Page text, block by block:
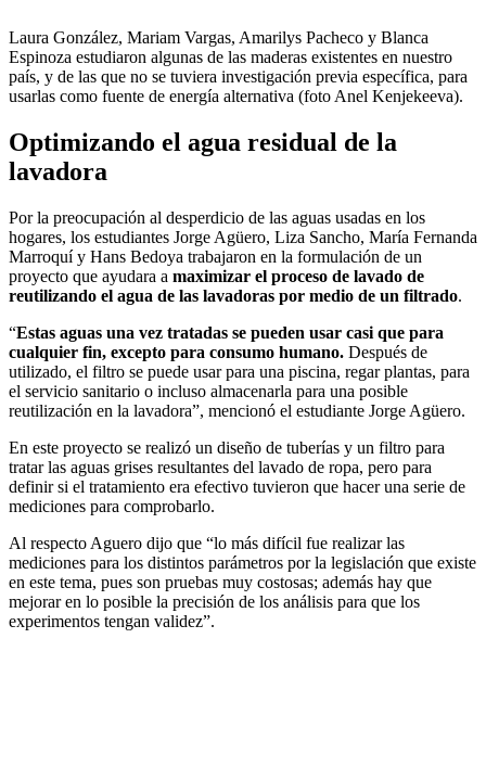
Laura González, Mariam Vargas, Amarilys Pacheco y Blanca
Espinoza estudiaron algunas de las maderas existentes en nuestro
país, y de las que no se tuviera investigación previa específica, para
usarlas como fuente de energía alternativa (foto Anel Kenjekeeva).
Optimizando el agua residual de la
lavadora
Por la preocupación al desperdicio de las aguas usadas en los
hogares, los estudiantes Jorge Agüero, Liza Sancho, María Fernanda
Marroquí y Hans Bedoya trabajaron en la formulación de un
proyecto que ayudara a maximizar el proceso de lavado de
reutilizando el agua de las lavadoras por medio de un filtrado.
“Estas aguas una vez tratadas se pueden usar casi que para
cualquier fin, excepto para consumo humano. Después de
utilizado, el filtro se puede usar para una piscina, regar plantas, para
el servicio sanitario o incluso almacenarla para una posible
reutilización en la lavadora”, mencionó el estudiante Jorge Agüero.
En este proyecto se realizó un diseño de tuberías y un filtro para
tratar las aguas grises resultantes del lavado de ropa, pero para
definir si el tratamiento era efectivo tuvieron que hacer una serie de
mediciones para comprobarlo.
Al respecto Aguero dijo que “lo más difícil fue realizar las
mediciones para los distintos parámetros por la legislación que existe
en este tema, pues son pruebas muy costosas; además hay que
mejorar en lo posible la precisión de los análisis para que los
experimentos tengan validez”.